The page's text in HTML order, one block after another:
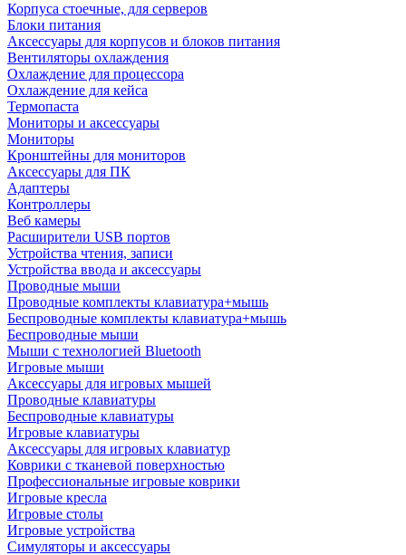
Корпуса стоечные, для серверов
Блоки питания
Аксессуары для корпусов и блоков питания
Вентиляторы охлаждения
Охлаждение для процессора
Охлаждение для кейса
Термопаста
Мониторы и аксессуары
Мониторы
Кронштейны для мониторов
Аксессуары для ПК
Адаптеры
Контроллеры
Веб камеры
Расширители USB портов
Устройства чтения, записи
Устройства ввода и аксессуары
Проводные мыши
Проводные комплекты клавиатура+мышь
Беспроводные комплекты клавиатура+мышь
Беспроводные мыши
Мыши с технологией Bluetooth
Игровые мыши
Аксессуары для игровых мышей
Проводные клавиатуры
Беспроводные клавиатуры
Игровые клавиатуры
Аксессуары для игровых клавиатур
Коврики с тканевой поверхностью
Профессиональные игровые коврики
Игровые кресла
Игровые столы
Игровые устройства
Симуляторы и аксессуары